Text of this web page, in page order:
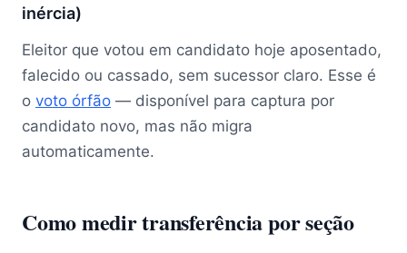
inércia)
Eleitor que votou em candidato hoje aposentado,
falecido ou cassado, sem sucessor claro. Esse é
o voto órfão — disponível para captura por
candidato novo, mas não migra
automaticamente.
Como medir transferência por seção